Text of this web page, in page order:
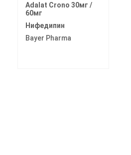
Adalat Crono 30мг /
60мг
Нифедипин
Bayer Pharma